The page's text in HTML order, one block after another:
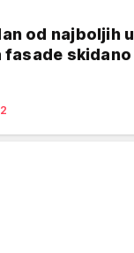
od najboljih
fasade
2